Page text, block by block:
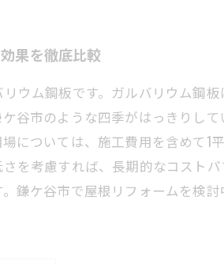
果を徹底比較
ウム鋼板です。ガルバリウム鋼
谷市のような四季がはっきりし
ついては、施工費用を含めて1
考慮すれば、長期的なコストパ
鎌ケ谷市で屋根リフォームを検